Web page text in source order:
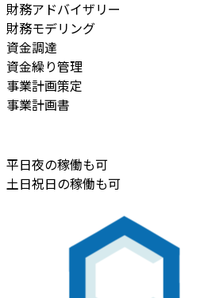
財務アドバイザリー
財務モデリング
資金調達
資金繰り管理
事業計画策定
事業計画書
平日夜の稼働も可
土日祝日の稼働も可